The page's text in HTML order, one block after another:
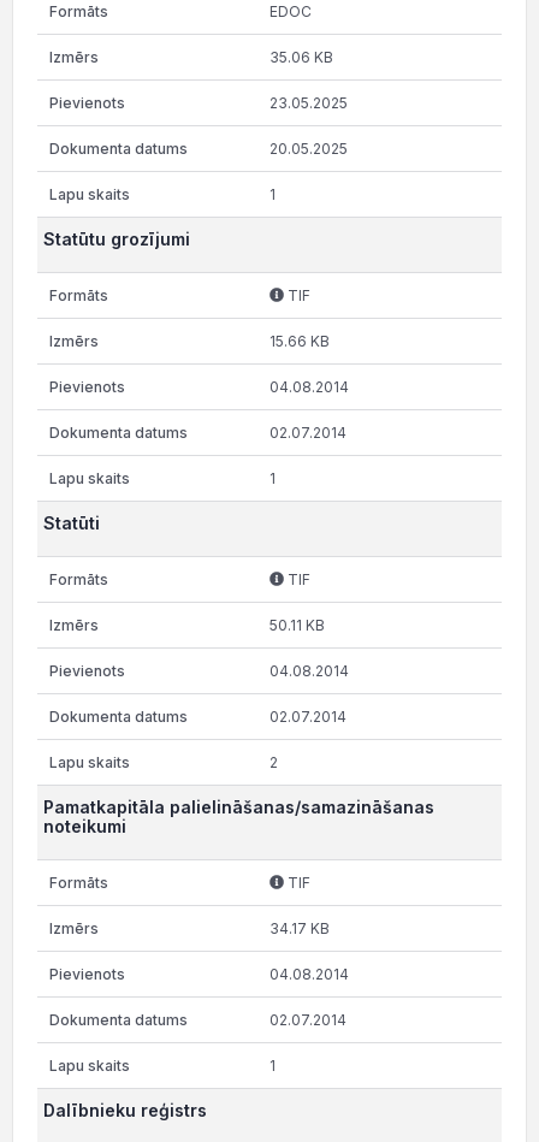
EDOC
35.06 KB
23.05.2025
20.05.2025
1
Statūtu grozījumi
TIF
15.66 KB
04.08.2014
02.07.2014
1
Statūti
TIF
50.11 KB
04.08.2014
02.07.2014
2
Pamatkapitāla palielināšanas/samazināšanas
noteikumi
TIF
34.17 KB
04.08.2014
02.07.2014
1
Dalībnieku reģistrs